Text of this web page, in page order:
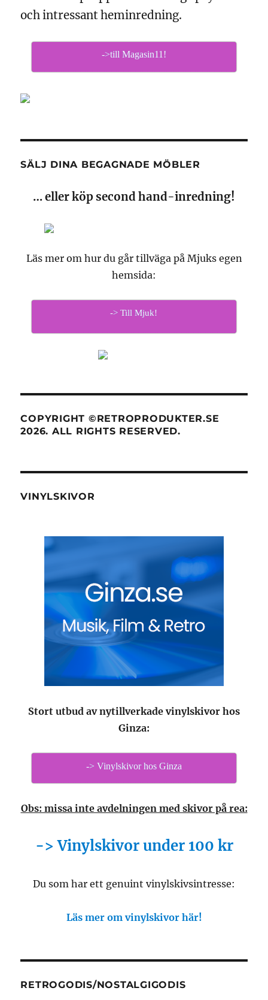
och intressant heminredning.
->till Magasin11!
SÄLJ DINA BEGAGNADE MÖBLER
… eller köp second hand-inredning!
Läs mer om hur du går tillväga på Mjuks egen
hemsida:
-> Till Mjuk!
COPYRIGHT ©RETROPRODUKTER.SE
2026. ALL RIGHTS RESERVED.
VINYLSKIVOR
Stort utbud av nytillverkade vinylskivor hos
Ginza:
-> Vinylskivor hos Ginza
Obs: missa inte avdelningen med skivor på rea:
-> Vinylskivor under 100 kr
Du som har ett genuint vinylskivsintresse:
Läs mer om vinylskivor här!
RETROGODIS/NOSTALGIGODIS